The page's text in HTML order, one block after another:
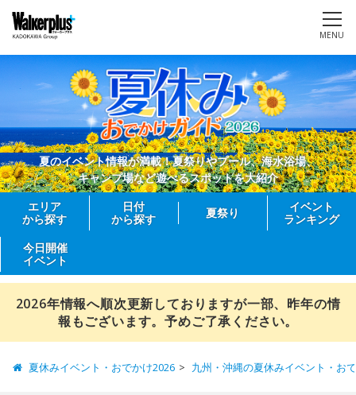
MENU
夏のイベント情報が満載！夏祭りやプール、海水浴場、
キャンプ場など遊べるスポットを大紹介
エリア
から探す
日付
から探す
夏祭り
イベント
ランキング
今日開催
イベント
2026年情報へ順次更新しておりますが一部、昨年の情
報もございます。予めご了承ください。
夏休みイベント・おでかけ2026 九州・沖縄の夏休みイベント・お